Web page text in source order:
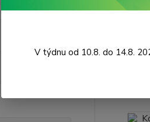
V týdnu od 10.8. do 14.8.